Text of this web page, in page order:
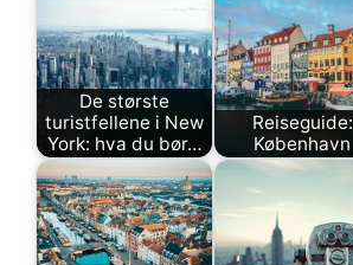
De største
turistfellene i New
York: hva du bør…
Reiseguide:
København